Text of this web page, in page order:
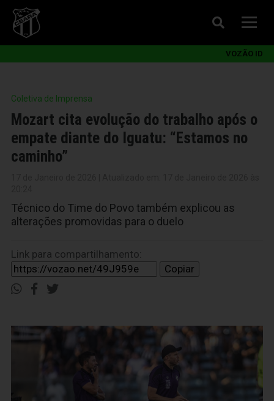
VOZÃO ID
Coletiva de Imprensa
Mozart cita evolução do trabalho após o
empate diante do Iguatu: “Estamos no
caminho”
Técnico do Time do Povo também explicou as
alterações promovidas para o duelo
Link para compartilhamento:
Copiar